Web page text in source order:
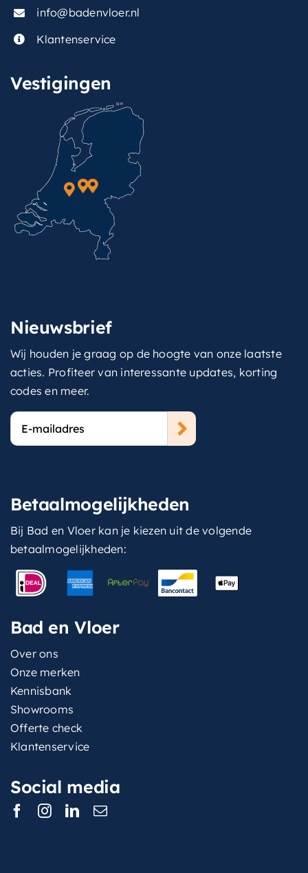
info@badenvloer.nl
Klantenservice
Vestigingen
Nieuwsbrief
Wij houden je graag op de hoogte van onze laatste
acties. Profiteer van interessante updates, korting
codes en meer.
E-
mailadres
Betaalmogelijkheden
Bij Bad en Vloer kan je kiezen uit de volgende
betaalmogelijkheden:
Bad en Vloer
Over ons
Onze merken
Kennisbank
Showrooms
Offerte check
Klantenservice
Social media